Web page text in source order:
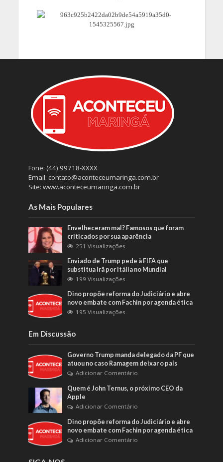
Fone: (44) 99718-XXXX
Email: contato@aconteceumaringa.com.br
Site: www.aconteceumaringa.com.br
As Mais Populares
Envelheceram mal? Famosos que foram
criticados por sua aparência
251 Visualizações
Enviado de Trump pede à FIFA que
substitua Irã por Itália no Mundial
199 Visualizações
Dino propõe reforma do Judiciário e abre
novo embate com Fachin por agenda ética
195 Visualizações
Em Discussão
Governo Trump manda delegado da PF que
atuou no caso Ramagem deixar o país
Adicionar Comentário
Quem é John Ternus, o próximo CEO da
Apple
Adicionar Comentário
Dino propõe reforma do Judiciário e abre
novo embate com Fachin por agenda ética
Adicionar Comentário